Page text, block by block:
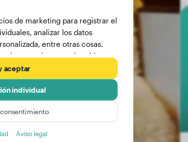
de marketing para registrar el
analizar los datos
entre otras cosas.
los usuarios en varios sitios
socios publicitarios.
de privacidad
aceptar
individual
Aviso legal